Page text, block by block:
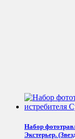
Набор
Экстерьер.